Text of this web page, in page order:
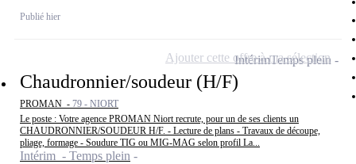
Publié hier
Chaudronnier/soudeur (H/F)
PROMAN - 79 - NIORT
Le poste : Votre agence PROMAN Niort recrute, pour un de ses clients un
CHAUDRONNIER/SOUDEUR H/F. - Lecture de plans - Travaux de découpe,
pliage, formage - Soudure TIG ou MIG-MAG selon profil La...
Intérim - Temps plein
IntérimTemps plein
Ajouter cette offre à ma sélection